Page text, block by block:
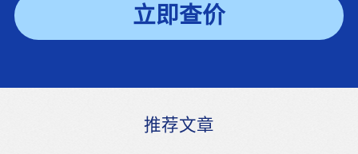
立即查价
推荐文章